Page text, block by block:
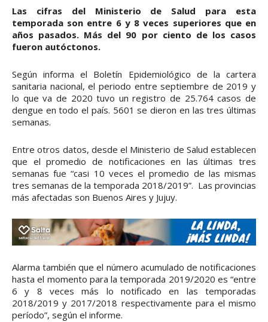
Las cifras del Ministerio de Salud para esta
temporada son entre 6 y 8 veces superiores que en
años pasados. Más del 90 por ciento de los casos
fueron autóctonos.
Según informa el Boletín Epidemiológico de la cartera
sanitaria nacional, el periodo entre septiembre de 2019 y
lo que va de 2020 tuvo un registro de 25.764 casos de
dengue en todo el país. 5601 se dieron en las tres últimas
semanas.
Entre otros datos, desde el Ministerio de Salud establecen
que el promedio de notificaciones en las últimas tres
semanas fue “casi 10 veces el promedio de las mismas
tres semanas de la temporada 2018/2019”. Las provincias
más afectadas son Buenos Aires y Jujuy.
Alarma también que el número acumulado de notificaciones
hasta el momento para la temporada 2019/2020 es “entre
6 y 8 veces más lo notificado en las temporadas
2018/2019 y 2017/2018 respectivamente para el mismo
período”, según el informe.